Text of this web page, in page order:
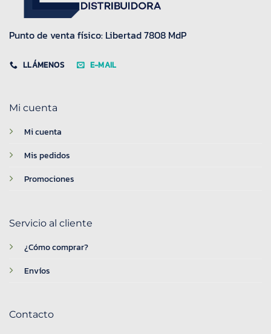
Punto de venta físico: Libertad 7808 MdP
LLÁMENOS E-MAIL
Mi cuenta
Mi cuenta
Mis pedidos
Promociones
Servicio al cliente
¿Cómo comprar?
Envíos
Contacto